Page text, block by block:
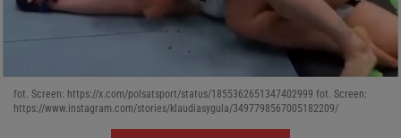
fot. Screen: https://x.com/polsatsport/status/1855362651347402999 fot. Screen:
https://www.instagram.com/stories/klaudiasygula/3497798567005182209/